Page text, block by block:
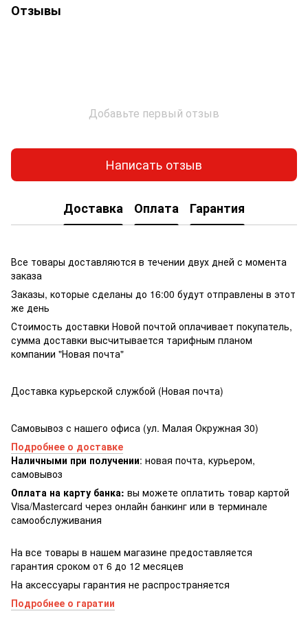
Отзывы
Добавьте первый отзыв
Написать отзыв
Доставка Оплата Гарантия
Все товары доставляются в течении двух дней с момента
заказа
Заказы, которые сделаны до 16:00 будут отправлены в этот
же день
Стоимость доставки Новой почтой оплачивает покупатель,
сумма доставки высчитывается тарифным планом
компании "Новая почта"
Доставка курьерской службой (Новая почта)
Самовывоз с нашего офиса (ул. Малая Окружная 30)
Подробнее о доставке
Наличными при получении: новая почта, курьером,
самовывоз
Оплата на карту банка: вы можете оплатить товар картой
Visa/Masterсard через онлайн банкинг или в терминале
самообслуживания
На все товары в нашем магазине предоставляется
гарантия сроком от 6 до 12 месяцев
На аксессуары гарантия не распространяется
Подробнее о гаратии